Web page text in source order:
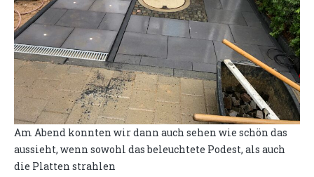
Am Abend konnten wir dann auch sehen wie schön das
aussieht, wenn sowohl das beleuchtete Podest, als auch
die Platten strahlen